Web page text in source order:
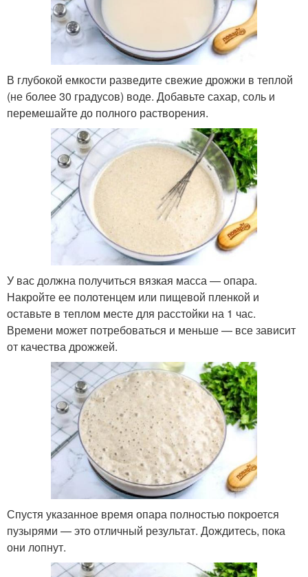
В глубокой емкости разведите свежие дрожжи в теплой
(не более 30 градусов) воде. Добавьте сахар, соль и
перемешайте до полного растворения.
У вас должна получиться вязкая масса — опара.
Накройте ее полотенцем или пищевой пленкой и
оставьте в теплом месте для расстойки на 1 час.
Времени может потребоваться и меньше — все зависит
от качества дрожжей.
Спустя указанное время опара полностью покроется
пузырями — это отличный результат. Дождитесь, пока
они лопнут.